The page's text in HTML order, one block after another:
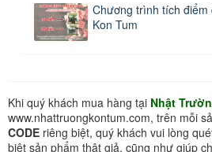
Chương trình tích điểm
Kon Tum
Khi quý khách mua hàng tại Nhật
www.nhattruongkontum.com, trên mỗi
CODE riêng biệt, quý khách vui lòng
biệt sản phẩm thật giả, cũng như giúp